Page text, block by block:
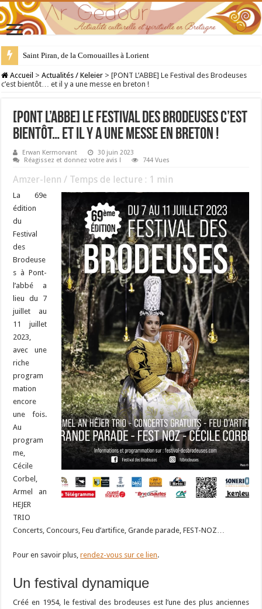
Saint Piran, de la Cornouailles à Lorient
28 juillet : Saint Samson de Dol, père de la Bretagne chrétienne
Accueil > Actualités / Keleier > [PONT L’ABBE] Le Festival des Brodeuses
c’est bientôt… et il y a une messe en breton !
[PONT L’ABBE] Le Festival des Brodeuses c’est
bientôt… et il y a une messe en breton !
Erwan Kermorvant
30 juin 2023
Réagissez et donnez votre avis !
744 Vues
Amzer-lenn / Temps de lecture : 1 min
La 69e
édition
du
Festival
des
Brodeuse
s à Pont-
l’abbé a
lieu du 7
juillet au
11 juillet
2023,
avec une
riche
program
mation
encore
une fois.
Au
program
me,
Cécile
Corbel,
Armel an
HEJER
TRIO
Concerts, Concours, Feu d’artifice, Grande parade, FEST-NOZ…
Pour en savoir plus,rendez-vous sur ce lien.
Un festival dynamique
Créé en 1954, le festival des brodeuses est l’une des plus anciennes